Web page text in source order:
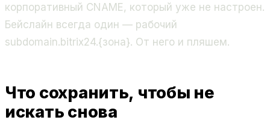
корпоративный CNAME, который уже не настроен.
Бейслайн всегда один — рабочий
subdomain.bitrix24.{зона}. От него и пляшем.
Что сохранить, чтобы не
искать снова